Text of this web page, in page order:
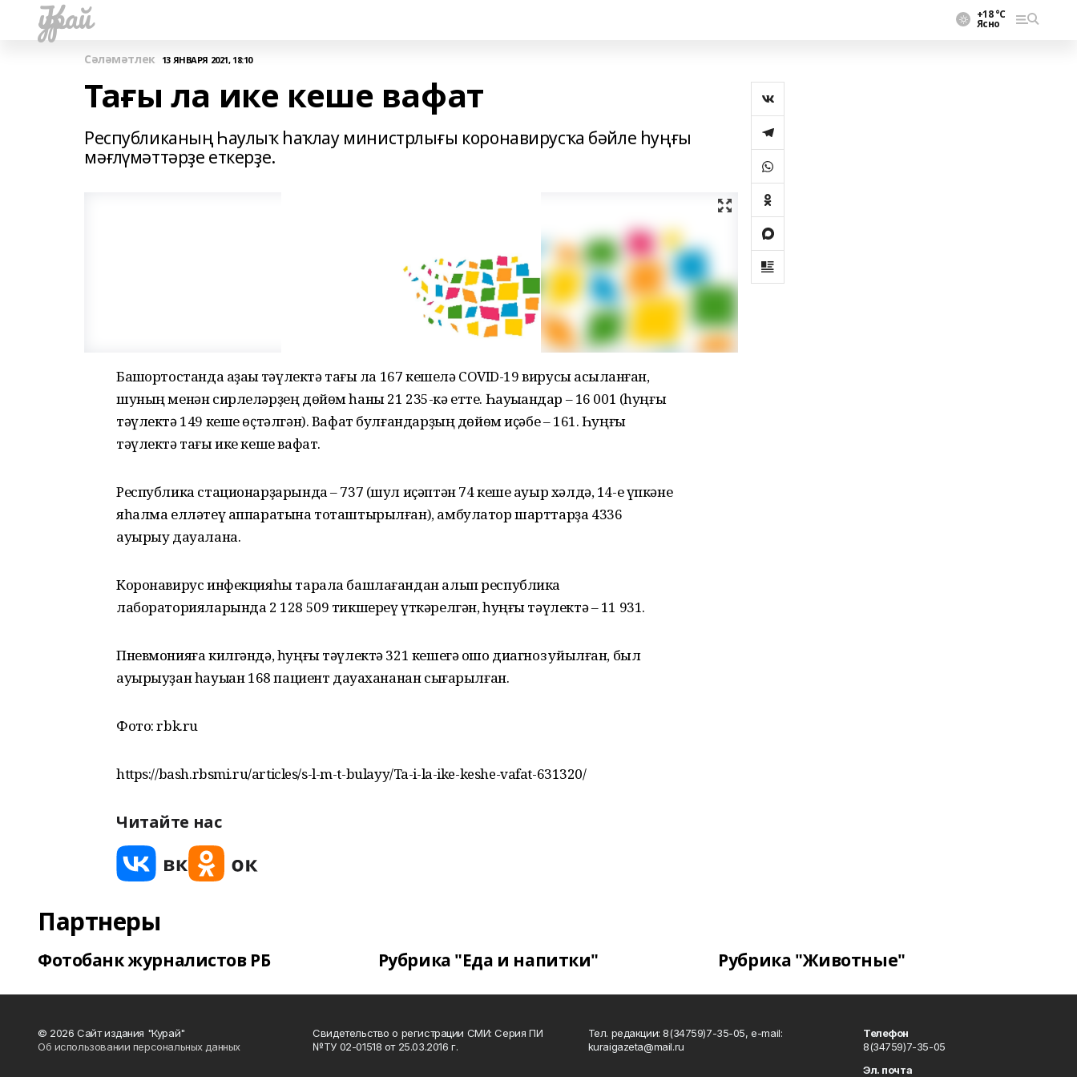
Ҡурай +18 °С
Ясно
Сәләмәтлек 13 ЯНВАРЯ 2021, 18:10
Тағы ла ике кеше вафат
Республиканың Һаулыҡ һаҡлау министрлығы коронавирусҡа бәйле һуңғы
мәғлүмәттәрҙе еткерҙе.
Башҡортостанда аҙаҡҡы тәүлектә тағы ла 167 кешелә COVID-19 вирусы асыҡланған,
шуның менән сирлеләрҙең дөйөм һаны 21 235-кә етте. Һауыҡҡандар – 16 001 (һуңғы
тәүлектә 149 кеше өҫтәлгән). Вафат булғандарҙың дөйөм иҫәбе – 161. Һуңғы
тәүлектә тағы ике кеше вафат.
Республика стационарҙарында – 737 (шул иҫәптән 74 кеше ауыр хәлдә, 14-е үпкәне
яһалма елләтеү аппаратына тоташтырылған), амбулатор шарттарҙа 4336
ауырыу дауалана.
Коронавирус инфекцияһы тарала башлағандан алып республика
лабораторияларында 2 128 509 тикшереү үткәрелгән, һуңғы тәүлектә – 11 931.
Пневмонияға килгәндә, һуңғы тәүлектә 321 кешегә ошо диагноз ҡуйылған, был
ауырыуҙан һауыҡҡан 168 пациент дауахананан сығарылған.
Фото: rbk.ru
https://bash.rbsmi.ru/articles/s-l-m-t-bulayy/Ta-i-la-ike-keshe-vafat-631320/
Читайте нас
Партнеры
Фотобанк журналистов РБ Рубрика "Еда и напитки" Рубрика "Животные"
© 2026 Сайт издания "Курай"
Об использовании персональных данных
Свидетельство о регистрации СМИ: Серия ПИ
№ТУ 02-01518 от 25.03.2016 г.
Тел. редакции: 8(34759)7-35-05, e-mail:
kuraigazeta@mail.ru
Телефон
8(34759)7-35-05
Эл. почта